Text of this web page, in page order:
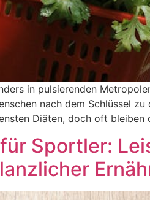
in pulsierenden
nach dem Schlüssel
Diäten, doch oft
Sportler: